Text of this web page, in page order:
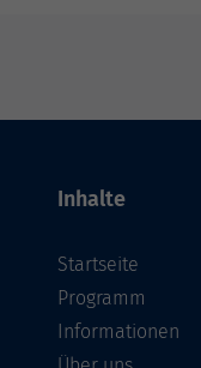
Inhalte
Startseite
Programm
Informationen